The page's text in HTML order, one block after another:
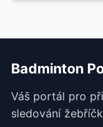
Badminton
Váš portál pro
sledování